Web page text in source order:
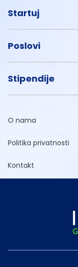
Startuj
Poslovi
Stipendije
O nama
Politika privatnosti
Kontakt